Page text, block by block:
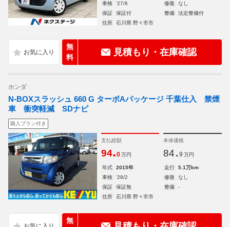
車検
'27/6 修復
なし
保証
保証付 整備
法定整備付
住所
石川県 野々市市
無
料
見積もり・在庫確認
ホンダ
N-BOXスラッシュ 660 G ターボAパッケージ 千葉仕入 禁煙
車 衝突軽減 SDナビ
購入プラン付き
支払総額
94.0 万円
本体価格
84. 9 万円
年式 2015年 走行
5.1万km
車検
'28/2 修復
なし
保証
保証無 整備
-
住所
石川県 野々市市
無